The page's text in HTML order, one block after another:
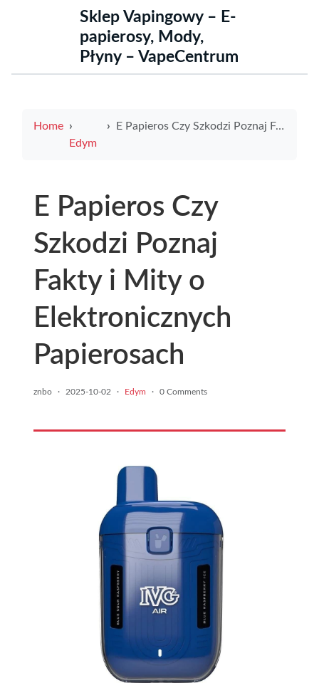
Sklep Vapingowy – E-
papierosy, Mody,
Płyny – VapeCentrum
Home
Edym
E Papieros Czy Szkodzi Poznaj Fakty i Mity o Elektronicznych Papierosach
E Papieros Czy
Szkodzi Poznaj
Fakty i Mity o
Elektronicznych
Papierosach
znbo · 2025-10-02 · Edym · 0 Comments